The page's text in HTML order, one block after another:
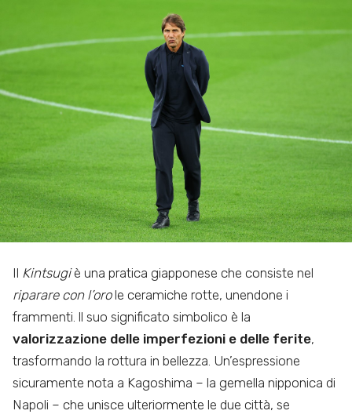
Il Kintsugiè una pratica giapponese che consiste nel
riparare con l’orole ceramiche rotte, unendone i
frammenti. ll suo significato simbolico è la
valorizzazione delle imperfezioni e delle ferite,
trasformando la rottura in bellezza. Un’espressione
sicuramente nota a Kagoshima – la gemella nipponica di
Napoli – che unisce ulteriormente le due città, se